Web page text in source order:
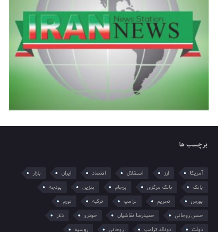
برچسب ها
آمریکا ارز استقلال اقتصاد ایران
بازار
بانک
بانک مرکزی برجام بنزین
بودجه
بورس
تحریم ترامپ ترکیه
تورم
حسن روحانی
حمیدرضا نقاشیان خودرو
دلار
دولت
دونالد ترامپ روحانی روسیه